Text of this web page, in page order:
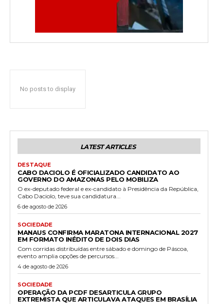
No posts to display
LATEST ARTICLES
DESTAQUE
CABO DACIOLO É OFICIALIZADO CANDIDATO AO
GOVERNO DO AMAZONAS PELO MOBILIZA
O ex-deputado federal e ex-candidato à Presidência da República,
Cabo Daciolo, teve sua candidatura...
6 de agosto de 2026
SOCIEDADE
MANAUS CONFIRMA MARATONA INTERNACIONAL 2027
EM FORMATO INÉDITO DE DOIS DIAS
Com corridas distribuídas entre sábado e domingo de Páscoa,
evento amplia opções de percursos...
4 de agosto de 2026
SOCIEDADE
OPERAÇÃO DA PCDF DESARTICULA GRUPO
EXTREMISTA QUE ARTICULAVA ATAQUES EM BRASÍLIA